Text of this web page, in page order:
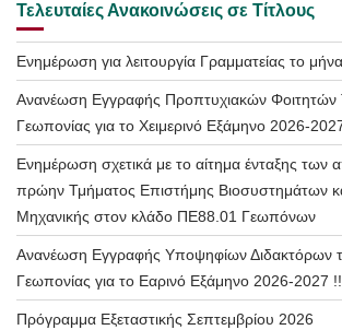
Τελευταίες Ανακοινώσεις σε Τίτλους
Ενημέρωση για λειτουργία Γραμματείας το
Ανανέωση Εγγραφής Προπτυχιακών Φοιτητών
Γεωπονίας για το Χειμερινό Εξάμηνο 2026-
Ενημέρωση σχετικά με το αίτημα ένταξης των
πρώην Τμήματος Επιστήμης Βιοσυστημάτων
Μηχανικής στον κλάδο ΠΕ88.01 Γεωπόνων
Ανανέωση Εγγραφής Υποψηφίων Διδακτόρων
Γεωπονίας για το Εαρινό Εξάμηνο 2026-2027 !!
Πρόγραμμα Εξεταστικής Σεπτεμβρίου 2026